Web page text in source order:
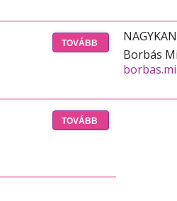
TOVÁBB
Borbás
TOVÁBB